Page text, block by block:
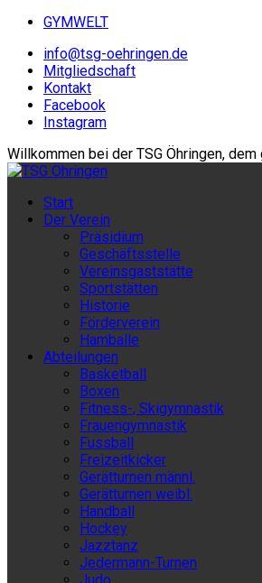
GYMWELT
info@tsg-oehringen.de
Mitgliedschaft
Kontakt
Facebook
Instagram
Willkommen bei der TSG Öhringen,
TSG Öhringen
Willkommen bei der TSG Öhringen,
Start
Der Verein
Präsidium
Geschäftsstelle
Vereinsgaststätte
Sportstätten
Historie
Förderverein
Hamballe
Abteilungen
Basketball
Boxen
Fitness-, Skigymnastik
Frauengymnastik
Fussball
Freizeitkicker
Gerätturnen männl.
Gerätturnen weibl.
Handball
Hockey
Jazztanz
Jedermann-Turnen